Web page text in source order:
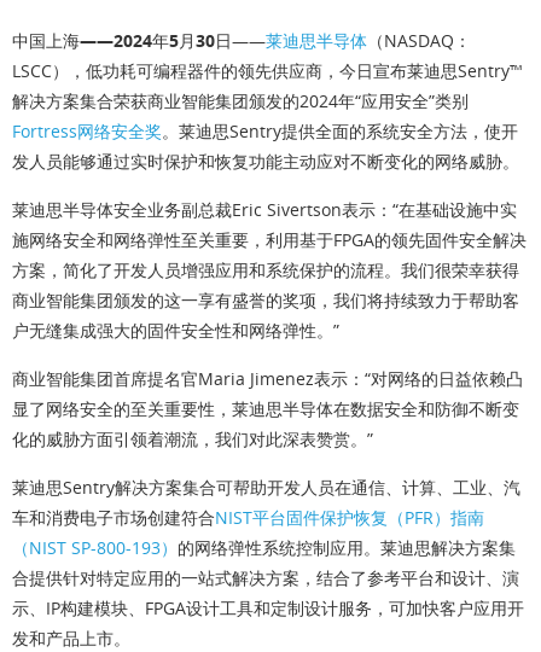
中国上海——2024年5月30日——莱迪思半导体 （NASDAQ：
LSCC），低功耗可编程器件的领先供应商，今日宣布莱迪思Sentry™
解决方案集合荣获商业智能集团颁发的2024年“应用安全”类别
Fortress网络安全奖。莱迪思Sentry提供全面的系统安全方法，使开
发人员能够通过实时保护和恢复功能主动应对不断变化的网络威胁。
莱迪思半导体安全业务副总裁Eric Sivertson表示：“在基础设施中实
施网络安全和网络弹性至关重要，利用基于FPGA的领先固件安全解决
方案，简化了开发人员增强应用和系统保护的流程。我们很荣幸获得
商业智能集团颁发的这一享有盛誉的奖项，我们将持续致力于帮助客
户无缝集成强大的固件安全性和网络弹性。”
商业智能集团首席提名官Maria Jimenez表示：“对网络的日益依赖凸
显了网络安全的至关重要性，莱迪思半导体在数据安全和防御不断变
化的威胁方面引领着潮流，我们对此深表赞赏。”
莱迪思Sentry解决方案集合可帮助开发人员在通信、计算、工业、汽
车和消费电子市场创建符合NIST平台固件保护恢复（PFR）指南
（NIST SP-800-193） 的网络弹性系统控制应用。莱迪思解决方案集
合提供针对特定应用的一站式解决方案，结合了参考平台和设计、演
示、IP构建模块、FPGA设计工具和定制设计服务，可加快客户应用开
发和产品上市。